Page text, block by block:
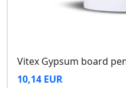
Vitex Gypsum board
10,14 EUR